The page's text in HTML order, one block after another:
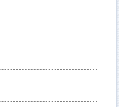
the Influence of the
Autonomous
Sharing
DECISION
王維聰
E-
AND
Organizational
of the
Management
王維聰
W.T.; Pontes,
王維聰